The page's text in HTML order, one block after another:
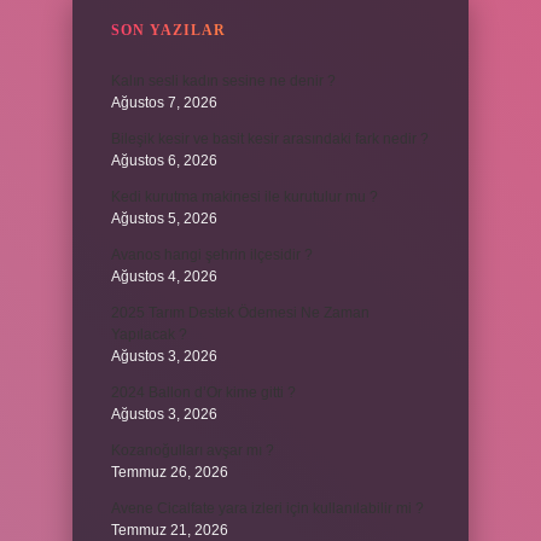
SON YAZILAR
Ağustos 7, 2026
Ağustos 6, 2026
Ağustos 5, 2026
Ağustos 4, 2026
Ağustos 3, 2026
Ağustos 3, 2026
Temmuz 26, 2026
Temmuz 21, 2026